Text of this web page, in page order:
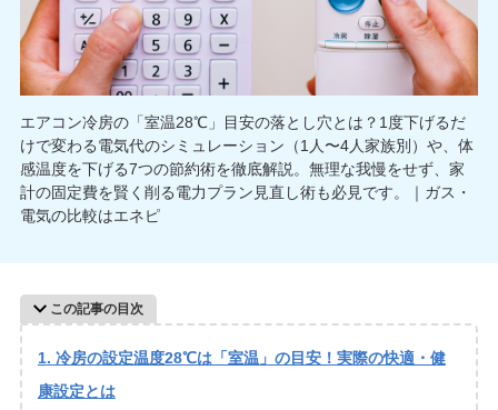
エアコン冷房の「室温28℃」目安の落とし穴とは？1度下げるだ
けで変わる電気代のシミュレーション（1人〜4人家族別）や、体
感温度を下げる7つの節約術を徹底解説。無理な我慢をせず、家
計の固定費を賢く削る電力プラン見直し術も必見です。｜ガス・
電気の比較はエネピ
この記事の目次
冷房の設定温度28℃は「室温」の目安！実際の快適・健
康設定とは